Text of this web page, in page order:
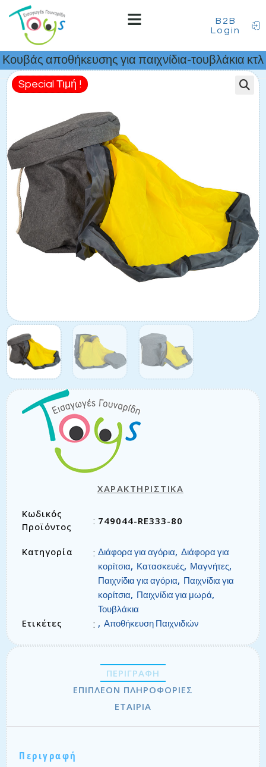
B2B
Login
Κουβάς αποθήκευσης για παιχνίδια-τουβλάκια κτλ
Special Τιμή !
ΧΑΡΑΚΤΗΡΙΣΤΙΚΑ
Κωδικός
Προϊόντος
: 749044-RE333-80
Κατηγορία : Διάφορα για αγόρια, Διάφορα για
κορίτσια, Κατασκευές, Μαγνήτες,
Παιχνίδια για αγόρια,
Παιχνίδια για
κορίτσια, Παιχνίδια για μωρά,
Τουβλάκια
Ετικέτες : , Αποθήκευση Παιχνιδιών
ΠΕΡΙΓΡΑΦΉ
ΕΠΙΠΛΈΟΝ ΠΛΗΡΟΦΟΡΊΕΣ
ΕΤΑΙΡΊΑ
Περιγραφή